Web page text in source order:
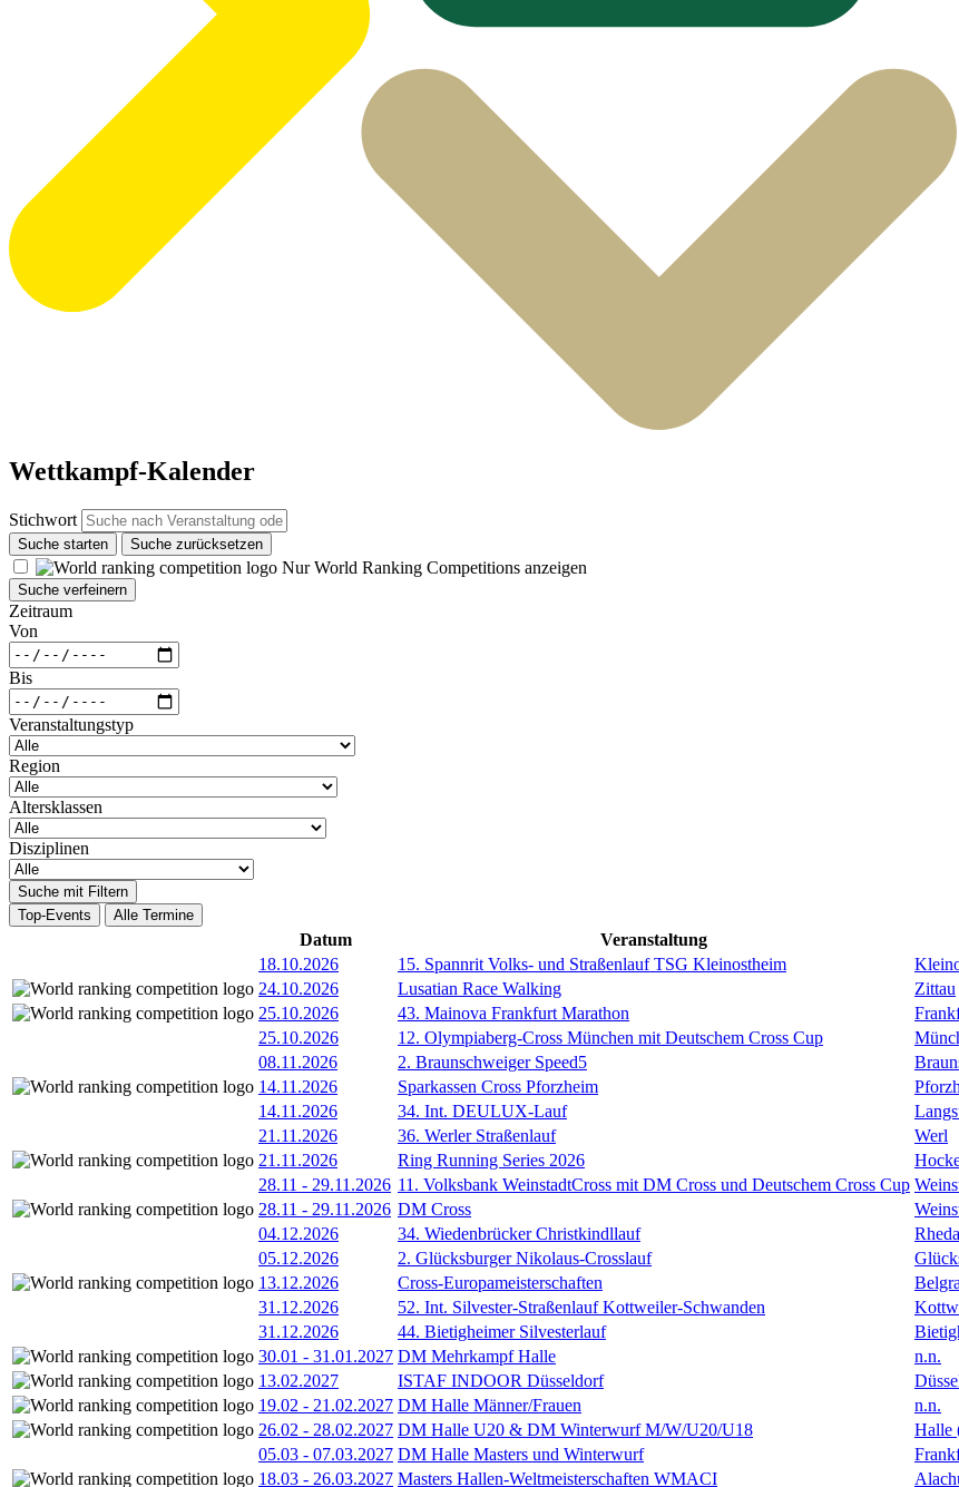
Wettkampf-Kalender
Stichwort
Suche starten Suche zurücksetzen
Nur World Ranking Competitions anzeigen
Suche verfeinern
Zeitraum
Von
Bis
Veranstaltungstyp
Region
Altersklassen
Disziplinen
Suche mit Filtern
Top-Events
Alle Termine
Datum Veranstaltung
18.10.2026
15. Spannrit Volks- und Straßenlauf TSG Kleinostheim
24.10.2026
Lusatian Race Walking
Zittau
25.10.2026
43. Mainova Frankfurt Marathon
25.10.2026
12. Olympiaberg-Cross München mit Deutschem Cross Cup
08.11.2026
2. Braunschweiger Speed5
14.11.2026
Sparkassen Cross Pforzheim
14.11.2026
34. Int. DEULUX-Lauf
21.11.2026
36. Werler Straßenlauf
Werl
21.11.2026
Ring Running Series 2026
28.11 - 29.11.2026 11. Volksbank WeinstadtCross mit DM Cross und Deutschem Cross Cup
28.11 - 29.11.2026 DM Cross
04.12.2026
34. Wiedenbrücker Christkindllauf
05.12.2026
2. Glücksburger Nikolaus-Crosslauf
13.12.2026
Cross-Europameisterschaften
31.12.2026
52. Int. Silvester-Straßenlauf Kottweiler-Schwanden
31.12.2026
44. Bietigheimer Silvesterlauf
30.01 - 31.01.2027 DM Mehrkampf Halle
n.n.
13.02.2027
ISTAF INDOOR Düsseldorf
19.02 - 21.02.2027 DM Halle Männer/Frauen
n.n.
26.02 - 28.02.2027 DM Halle U20 & DM Winterwurf M/W/U20/U18
Halle
05.03 - 07.03.2027 DM Halle Masters und Winterwurf
18.03 - 26.03.2027 Masters Hallen-Weltmeisterschaften WMACI